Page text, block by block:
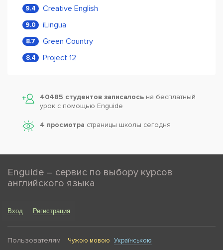
9.4 Creative English
9.0 iLingua
8.7 Green Country
8.4 Project 12
40485 студентов записалось на бесплатный
урок с помощью Enguide
4 просмотра страницы школы сегодня
Enguide – сервис по выбору курсов
английского языка
Вход Регистрация
Пользователям Чужою мовою Українською